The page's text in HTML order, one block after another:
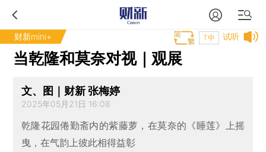
财新mini+ 试听
T中
当乾隆和莫奈对视｜观展
文、图｜财新 张梅婷
2025年05月21日 16:08
乾隆花园倦勤斋内的紫藤萝，在莫奈的《睡莲》上摇
曳，在气韵上彼此相得益彰